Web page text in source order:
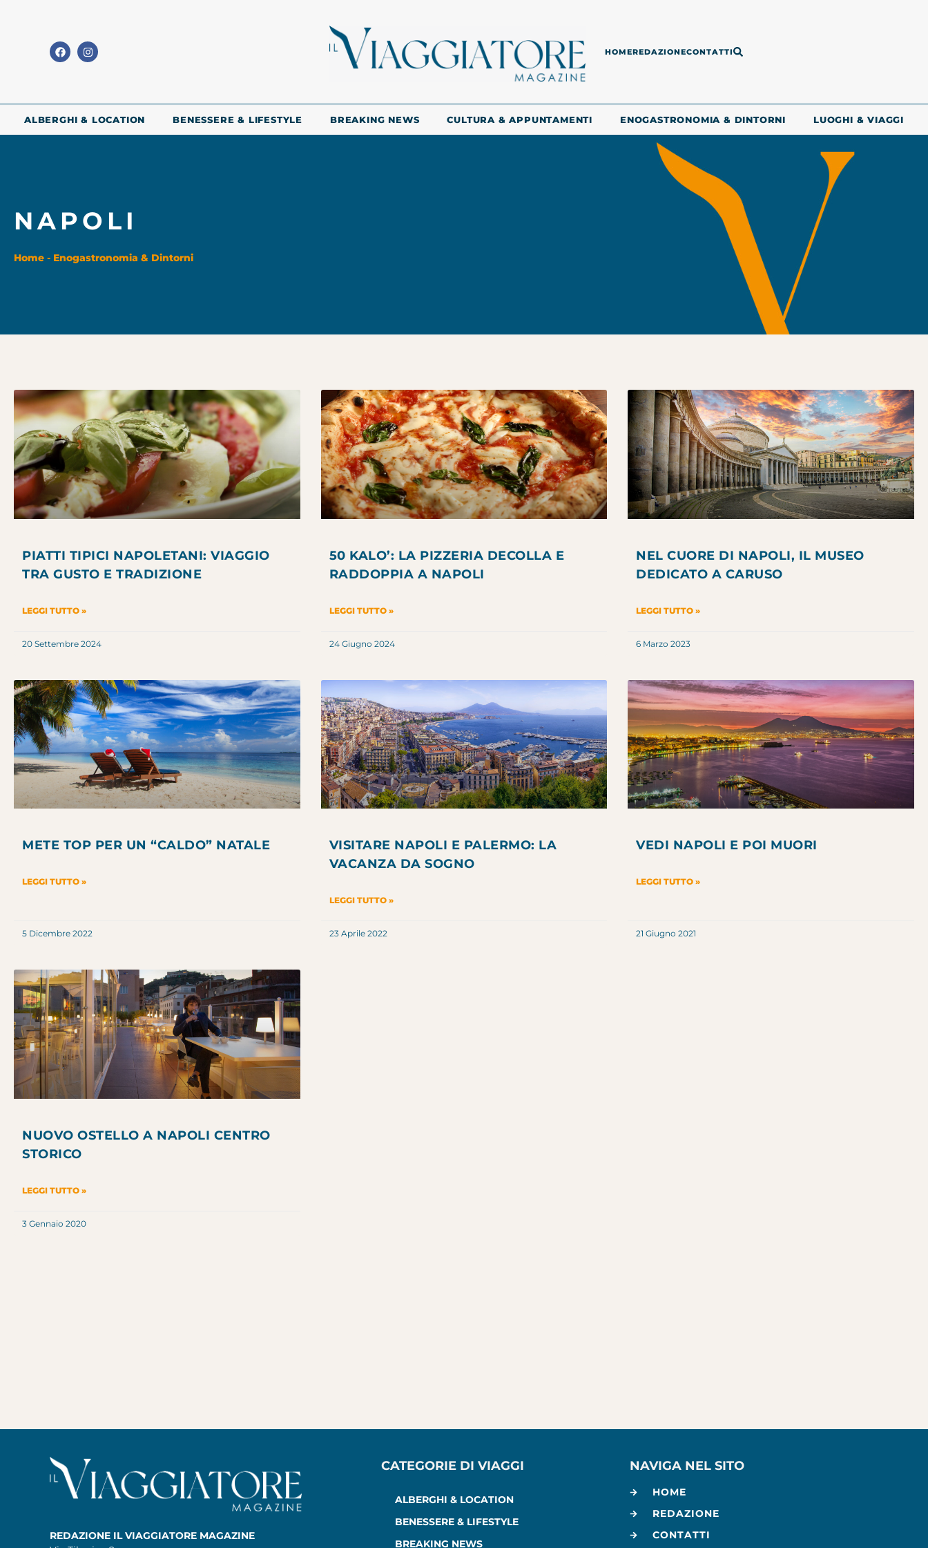
HOMEREDAZIONECONTATTI
ALBERGHI & LOCATION BENESSERE & LIFESTYLE BREAKING NEWS CULTURA & APPUNTAMENTI ENOGASTRONOMIA & DINTORNI LUOGHI & VIAGGI
NAPOLI
Home - Enogastronomia & Dintorni
PIATTI TIPICI NAPOLETANI: VIAGGIO
TRA GUSTO E TRADIZIONE
LEGGI TUTTO »
20 Settembre 2024
50 KALO’: LA PIZZERIA DECOLLA E
RADDOPPIA A NAPOLI
LEGGI TUTTO »
24 Giugno 2024
NEL CUORE DI NAPOLI, IL MUSEO
DEDICATO A CARUSO
LEGGI TUTTO »
6 Marzo 2023
METE TOP PER UN “CALDO” NATALE
LEGGI TUTTO »
5 Dicembre 2022
VISITARE NAPOLI E PALERMO: LA
VACANZA DA SOGNO
LEGGI TUTTO »
23 Aprile 2022
VEDI NAPOLI E POI MUORI
LEGGI TUTTO »
21 Giugno 2021
NUOVO OSTELLO A NAPOLI CENTRO
STORICO
LEGGI TUTTO »
3 Gennaio 2020
REDAZIONE IL VIAGGIATORE MAGAZINE
CATEGORIE DI VIAGGI
ALBERGHI & LOCATION
BENESSERE & LIFESTYLE
BREAKING NEWS
NAVIGA NEL SITO
HOME
REDAZIONE
CONTATTI